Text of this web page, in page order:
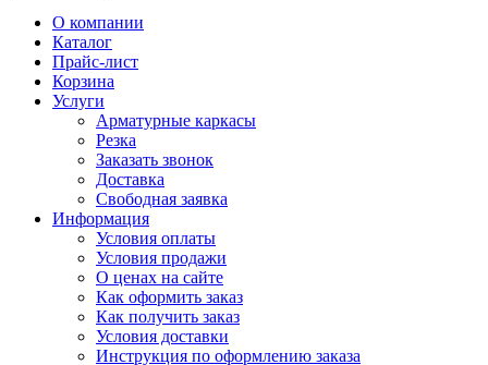
О компании
Каталог
Прайс-лист
Корзина
Услуги
Арматурные каркасы
Резка
Заказать звонок
Доставка
Свободная заявка
Информация
Условия оплаты
Условия продажи
О ценах на сайте
Как оформить заказ
Как получить заказ
Условия доставки
Инструкция по оформлению заказа